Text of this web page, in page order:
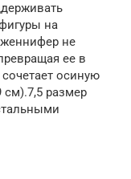
на
не
ее в
осиную
см).7,5 размер